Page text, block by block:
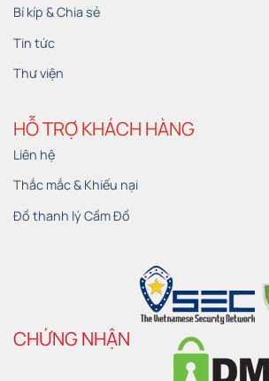
Bí kíp & Chia sẻ
Tin tức
Thư viện
HỖ TRỢ KHÁCH HÀNG
Liên hệ
Thắc mắc & Khiếu nại
Đồ thanh lý Cầm Đồ
CHỨNG NHẬN